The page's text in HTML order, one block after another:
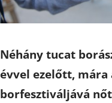
Néhány tucat
évvel ezelőtt, mára
borfesztiváljává